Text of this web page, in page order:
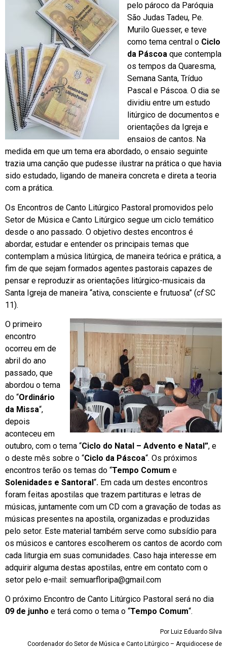
pelo pároco da Paróquia
São Judas Tadeu, Pe.
Murilo Guesser, e teve
como tema central o Ciclo
da Páscoa que contempla
os tempos da Quaresma,
Semana Santa, Tríduo
Pascal e Páscoa. O dia se
dividiu entre um estudo
litúrgico de documentos e
orientações da Igreja e
ensaios de cantos. Na
medida em que um tema era abordado, o ensaio seguinte
trazia uma canção que pudesse ilustrar na prática o que havia
sido estudado, ligando de maneira concreta e direta a teoria
com a prática.
Os Encontros de Canto Litúrgico Pastoral promovidos pelo
Setor de Música e Canto Litúrgico segue um ciclo temático
desde o ano passado. O objetivo destes encontros é
abordar, estudar e entender os principais temas que
contemplam a música litúrgica, de maneira teórica e prática, a
fim de que sejam formados agentes pastorais capazes de
pensar e reproduzir as orientações litúrgico-musicais da
Santa Igreja de maneira “ativa, consciente e frutuosa” (cfSC
11).
O primeiro
encontro
ocorreu em de
abril do ano
passado, que
abordou o tema
do “Ordinário
da Missa“,
depois
aconteceu em
outubro, com o tema “Ciclo do Natal – Advento e Natal”, e
o deste mês sobre o “Ciclo da Páscoa“. Os próximos
encontros terão os temas do “Tempo Comum e
Solenidades e Santoral“. Em cada um destes encontros
foram feitas apostilas que trazem partituras e letras de
músicas, juntamente com um CD com a gravação de todas as
músicas presentes na apostila, organizadas e produzidas
pelo setor. Este material também serve como subsídio para
os músicos e cantores escolherem os cantos de acordo com
cada liturgia em suas comunidades. Caso haja interesse em
adquirir alguma destas apostilas, entre em contato com o
setor pelo e-mail: semuarfloripa@gmail.com
O próximo Encontro de Canto Litúrgico Pastoral será no dia
09 de junho e terá como o tema o “Tempo Comum“.
Por Luiz Eduardo Silva
Coordenador do Setor de Música e Canto Litúrgico – Arquidiocese de